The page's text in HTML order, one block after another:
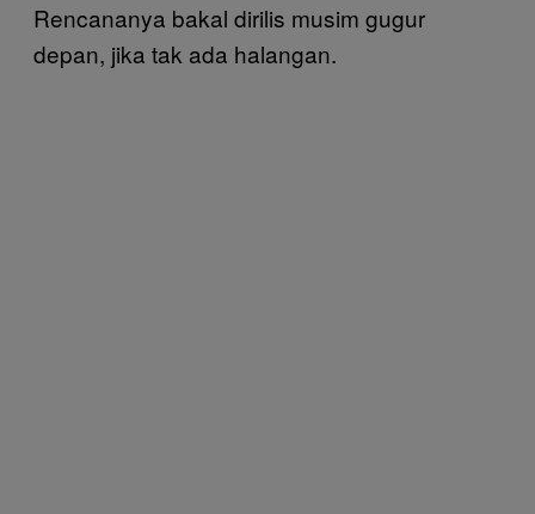
Rencananya bakal dirilis musim gugur
depan, jika tak ada halangan.